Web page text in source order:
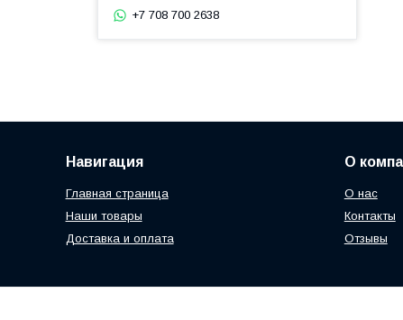
+7 708 700 2638
Навигация
Главная страница
Наши товары
Доставка и оплата
О
О нас
Контакты
Отзывы